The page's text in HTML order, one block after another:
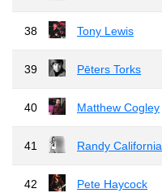
38 Tony Lewis
39 Pēters Torks
40 Matthew Cogley
41 Randy California
42 Pete Haycock